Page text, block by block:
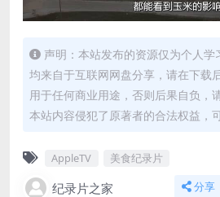
声明：本站发布的资源仅为个人
均来自于互联网网盘分享，请在下载
用于任何商业用途，否则后果自负，
本站内容侵犯了原著者的合法权益，
AppleTV 美食纪录片
纪录片之家 分享